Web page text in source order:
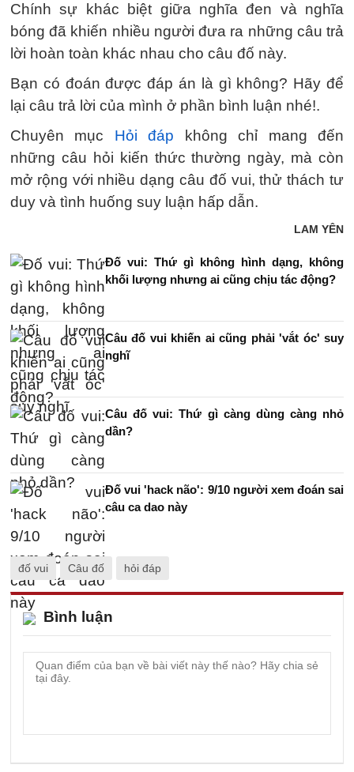
Chính sự khác biệt giữa nghĩa đen và nghĩa
bóng đã khiến nhiều người đưa ra những câu trả
lời hoàn toàn khác nhau cho câu đố này.
Bạn có đoán được đáp án là gì không? Hãy để
lại câu trả lời của mình ở phần bình luận nhé!.
Chuyên mục Hỏi đáp không chỉ mang đến
những câu hỏi kiến thức thường ngày, mà còn
mở rộng với nhiều dạng câu đố vui, thử thách tư
duy và tình huống suy luận hấp dẫn.
LAM YÊN
Đố vui: Thứ gì không hình dạng, không
khối lượng nhưng ai cũng chịu tác động?
Câu đố vui khiến ai cũng phải 'vắt óc' suy
nghĩ
Câu đố vui: Thứ gì càng dùng càng nhỏ
dần?
Đố vui 'hack não': 9/10 người xem đoán sai
câu ca dao này
đố vui Câu đố hỏi đáp
Bình luận